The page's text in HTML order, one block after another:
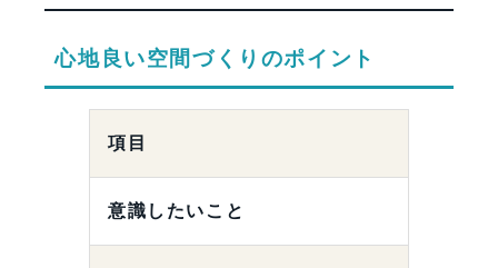
心地良い空間づくりのポイント
項目
意識したいこと